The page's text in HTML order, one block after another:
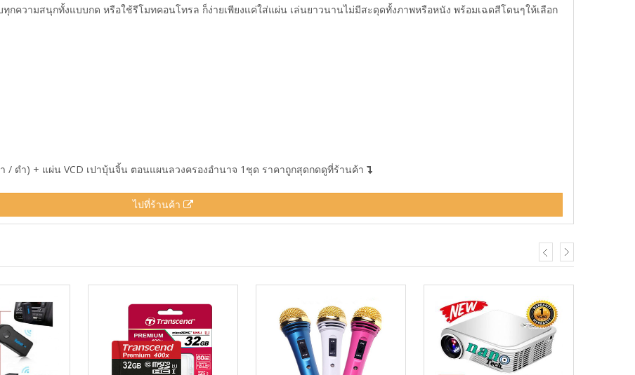
กความสนุกทั้งแบบกด หรือใช้รีโมทคอนโทรล ก็ง่ายเพียงแค่ใส่แผ่น เล่นยาวนานไม่มีสะดุดทั้งภาพหรือหนัง พร้อมเฉดสีโดนๆให้เลือก
/ ดำ) + แผ่น VCD เปาบุ้นจิ้น ตอนแผนลวงครองอำนาจ 1ชุด ราคาถูกสุดกดดูที่ร้านค้า
ไปที่ร้านค้า